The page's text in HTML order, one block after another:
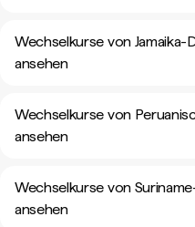
Wechselkurse von Jamaika-
ansehen
Wechselkurse von
ansehen
Wechselkurse von
ansehen